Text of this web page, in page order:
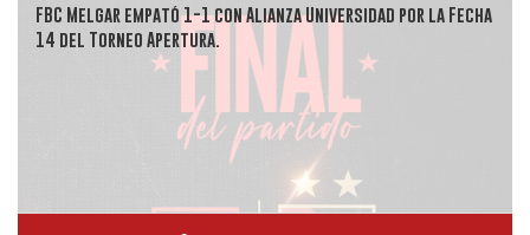
FBC Melgar empató 1-1 con Alianza Universidad por la Fecha
14 del Torneo Apertura.